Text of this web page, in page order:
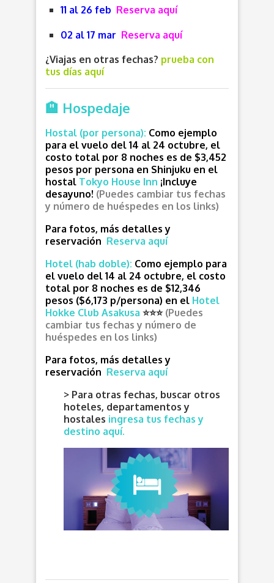
11 al 26 feb Reserva aquí
02 al 17 mar Reserva aquí
¿Viajas en otras fechas? prueba con
tus días aquí
🏨 Hospedaje
Hostal (por persona): Como ejemplo
para el vuelo del 14 al 24 octubre, el
costo total por 8 noches es de $3,452
pesos por persona en Shinjuku en el
hostal Tokyo House Inn ¡Incluye
desayuno! (Puedes cambiar tus fechas
y número de huéspedes en los links)
Para fotos, más detalles y
reservación Reserva aquí
Hotel (hab doble): Como ejemplo para
el vuelo del 14 al 24 octubre, el costo
total por 8 noches es de $12,346
pesos ($6,173 p/persona) en el Hotel
Hokke Club Asakusa ⭐⭐⭐ (Puedes
cambiar tus fechas y número de
huéspedes en los links)
Para fotos, más detalles y
reservación Reserva aquí
> Para otras fechas, buscar otros
hoteles, departamentos y
hostales ingresa tus fechas y
destino aquí.